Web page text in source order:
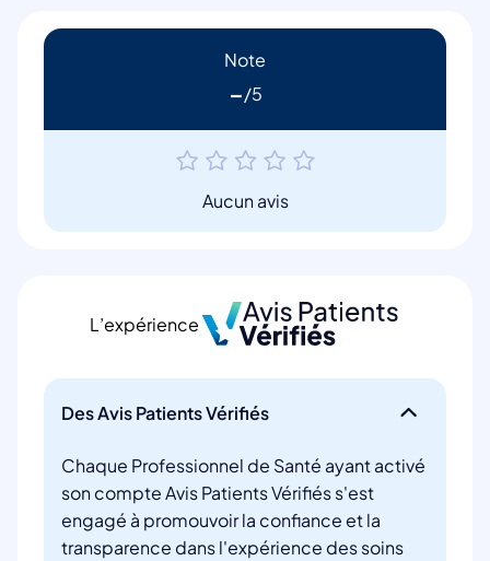
Note
-
Aucun avis
L’expérience
Des Avis Patients Vérifiés
Chaque Professionnel de Santé ayant activé
son compte Avis Patients Vérifiés s'est
engagé à promouvoir la confiance et la
transparence dans l'expérience des soins